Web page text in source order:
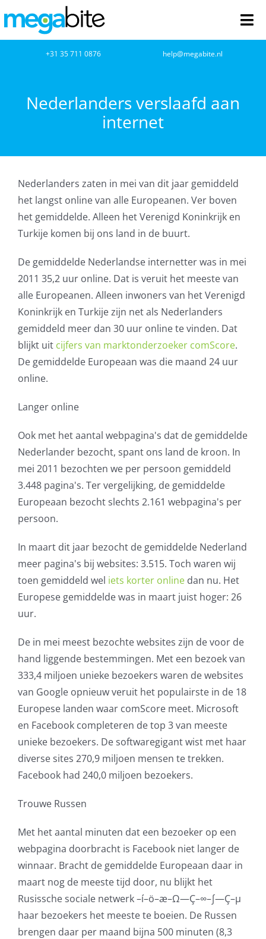
naar
inhoud
Cloud Computing
VOIP
AVG
Office365
Glasvezelverbindingen
Microsoft software licenties
SLA overeenkomsten
Remote Help
WordPress SLA Contract
Contact
+31 35 711 0876 help@megabite.nl
Nederlanders verslaafd aan
internet
Nederlanders zaten in mei van dit jaar gemiddeld
het langst online van alle Europeanen. Ver boven
het gemiddelde. Alleen het Verenigd Koninkrijk en
Turkije komen bij ons land in de buurt.
De gemiddelde Nederlandse internetter was in mei
2011 35,2 uur online. Dat is veruit het meeste van
alle Europeanen. Alleen inwoners van het Verenigd
Koninkrijk en Turkije zijn net als Nederlanders
gemiddeld meer dan 30 uur online te vinden. Dat
blijkt uit cijfers van marktonderzoeker comScore.
De gemiddelde Europeaan was die maand 24 uur
online.
Langer online
Ook met het aantal webpagina's dat de gemiddelde
Nederlander bezocht, spant ons land de kroon. In
mei 2011 bezochten we per persoon gemiddeld
3.448 pagina's. Ter vergelijking, de gemiddelde
Europeaan bezocht slechts 2.161 webpagina's per
persoon.
In maart dit jaar bezocht de gemiddelde Nederland
meer pagina's bij websites: 3.515. Toch waren wij
toen gemiddeld wel iets korter onlinedan nu. Het
Europese gemiddelde was in maart juist hoger: 26
uur.
De in mei meest bezochte websites zijn de voor de
hand liggende bestemmingen. Met een bezoek van
333,4 miljoen unieke bezoekers waren de websites
van Google opnieuw veruit het populairste in de 18
Europese landen waar comScore meet. Microsoft
en Facebook completeren de top 3 van meeste
unieke bezoekers. De softwaregigant wist met haar
diverse sites 270,9 miljoen mensen te trekken.
Facebook had 240,0 miljoen bezoekers.
Trouwe Russen
Met het aantal minuten dat een bezoeker op een
webpagina doorbracht is Facebook niet langer de
winnaar. Bracht de gemiddelde Europeaan daar in
maart nog de meeste tijd door, nu blijkt het
Rusissche sociale netwerk–í–ö–æ–Ω—Ç–∞–∫—Ç–µ
haar bezoekers het meeste te boeien. De Russen
brengen daar per maand bijna 500 minuten (8,3